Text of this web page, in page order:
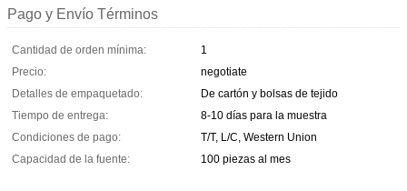
Pago y Envío Términos
Cantidad de orden mínima:
1
Precio:
negotiate
Detalles de empaquetado:
De cartón y bolsas de tejido
Tiempo de entrega:
8-10 días para la muestra
Condiciones de pago:
T/T, L/C, Western Union
Capacidad de la fuente:
100 piezas al mes